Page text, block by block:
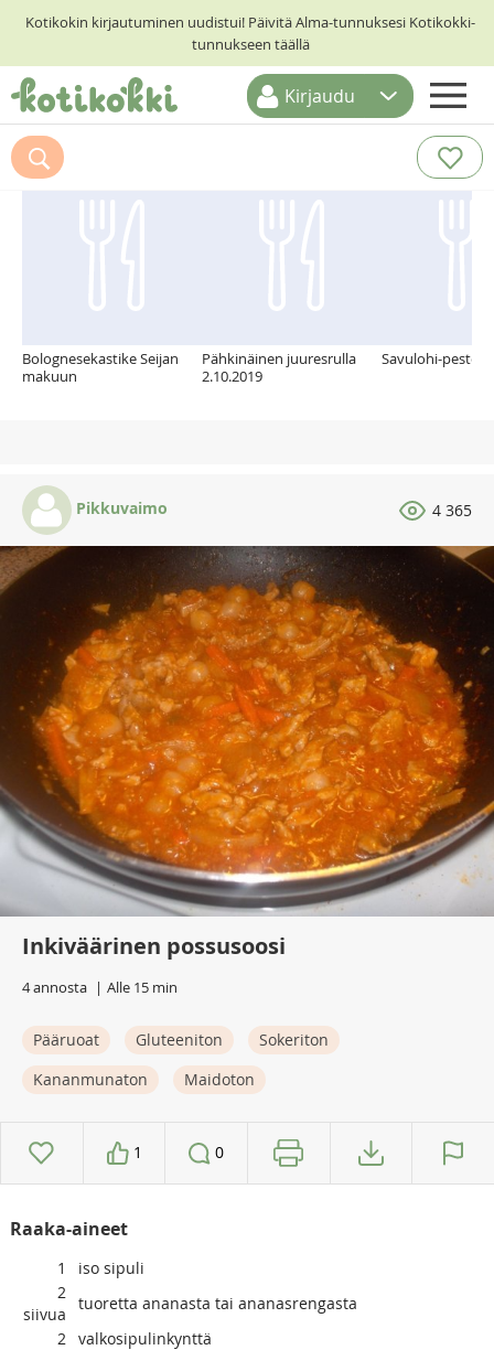
Kotikokin kirjautuminen uudistui! Päivitä Alma-tunnuksesi Kotikokki-
tunnukseen täällä
ETUSIVU
RESEPTIHAKU
Kirjaudu
Suosittelemme myös
Bolognesekastike Seijan
makuun
Pähkinäinen juuresrulla
2.10.2019
Savulohi-
Pikkuvaimo 4 365
Inkiväärinen possusoosi
4 annosta Alle 15 min
Pääruoat Gluteeniton
Sokeriton
Kananmunaton
Maidoton
1 0
Raaka-aineet
1
iso sipuli
2
siivua
tuoretta ananasta tai ananasrengasta
2 valkosipulinkynttä